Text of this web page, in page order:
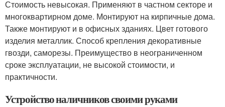
Стоимость невысокая. Применяют в частном секторе и
многоквартирном доме. Монтируют на кирпичные дома.
Также монтируют и в офисных зданиях. Цвет готового
изделия металлик. Способ крепления декоративные
гвозди, саморезы. Преимущество в неограниченном
сроке эксплуатации, не высокой стоимости, и
практичности.
Устройство наличников своими руками